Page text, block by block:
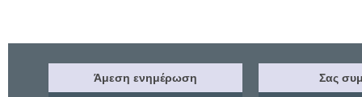
Άμεση ενημέρωση Σας